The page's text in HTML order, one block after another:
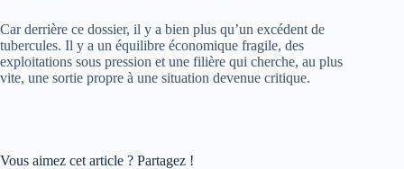
Car derrière ce dossier, il y a bien plus qu’un excédent de
tubercules. Il y a un équilibre économique fragile, des
exploitations sous pression et une filière qui cherche, au plus
vite, une sortie propre à une situation devenue critique.
Vous aimez cet article ? Partagez !